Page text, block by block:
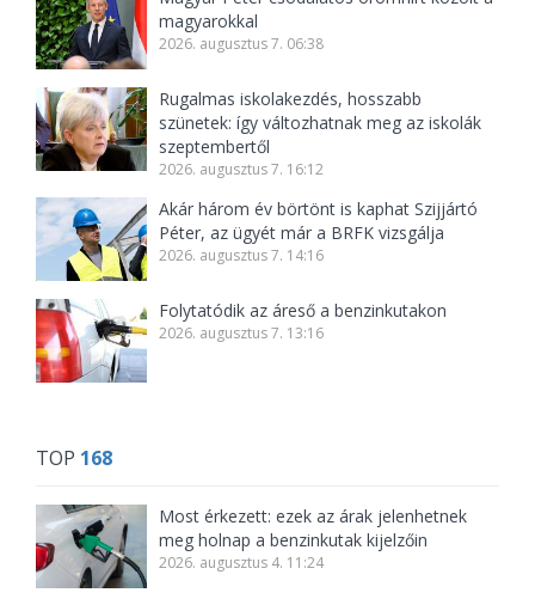
magyarokkal
2026. augusztus 7. 06:38
Rugalmas iskolakezdés, hosszabb
szünetek: így változhatnak meg az iskolák
szeptembertől
2026. augusztus 7. 16:12
Akár három év börtönt is kaphat Szijjártó
Péter, az ügyét már a BRFK vizsgálja
2026. augusztus 7. 14:16
Folytatódik az áreső a benzinkutakon
2026. augusztus 7. 13:16
TOP 168
Most érkezett: ezek az árak jelenhetnek
meg holnap a benzinkutak kijelzőin
2026. augusztus 4. 11:24